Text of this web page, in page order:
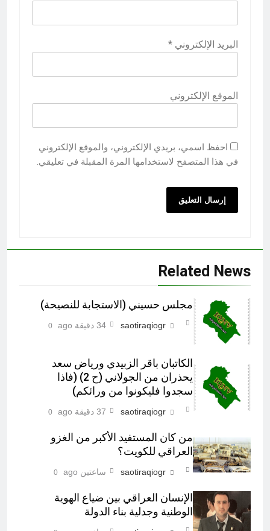
البريد الإلكتروني *
الموقع الإلكتروني
احفظ اسمي، بريدي الإلكتروني، والموقع الإلكتروني
في هذا المتصفح لاستخدامها المرة المقبلة في تعليقي.
Related News
مجلس حسيني (الاستجابة للنصيحة)
saotiraqiogr 34 دقيقة ago 0
الكاتبان باقر الزبيدي ورياض سعد
يحذران من الجولاني (ح 2) (فاذا
سجدوا فليكونوا من ورائكم)
saotiraqiogr 37 دقيقة ago 0
من كان المستفيد الأكبر من الغزو
العراقي للكويت؟
saotiraqiogr ساعتين ago 0
Screenshot
الإنسان العراقي بين ضياع الهوية
الوطنية وجدلية بناء الدولة